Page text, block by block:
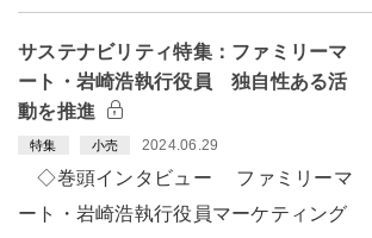
サステナビリティ特集：ファミリーマ
ート・岩崎浩執行役員 独自性ある活
動を推進
特集 小売 2024.06.29
◇巻頭インタビュー ファミリーマ
ート・岩崎浩執行役員マーケティング